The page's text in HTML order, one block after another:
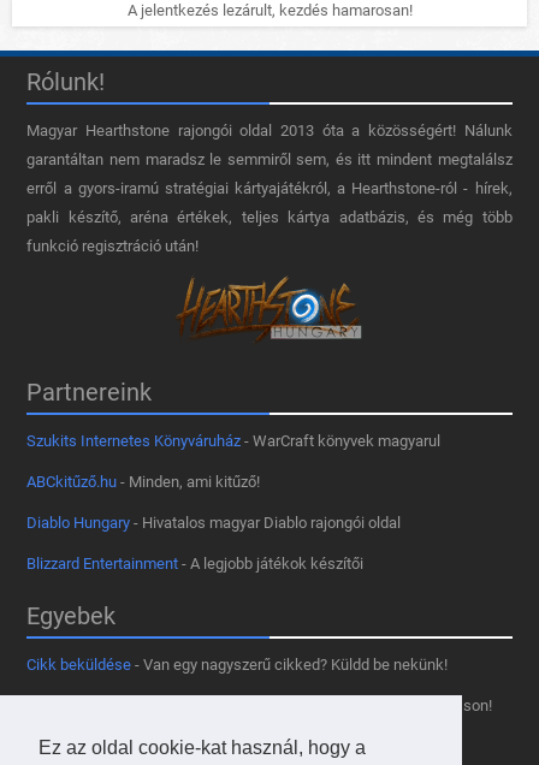
Ez az oldal cookie-kat használ, hogy a
A jelentkezés lezárult, kezdés hamarosan!
Rólunk!
Magyar Hearthstone​ rajongói oldal 2013 óta a közösségért! Nálunk
garantáltan nem maradsz le semmiről sem, és itt mindent megtalálsz
erről a gyors-iramú stratégiai kártyajátékról, a Hearthstone-ról - hírek,
pakli készítő, aréna értékek, teljes kártya adatbázis, és még több
funkció regisztráció után!
Partnereink
Szukits Internetes Könyváruház - WarCraft könyvek magyarul
ABCkitűző.hu - Minden, ami kitűző!
Diablo Hungary - Hivatalos magyar Diablo rajongói oldal
Blizzard Entertainment - A legjobb játékok készítői
Egyebek
Cikk beküldése - Van egy nagyszerű cikked? Küldd be nekünk!
- Tetszik az oldal? Segíts, hogy fennmaradhasson!
Kapcsolat, médiaajánlat- Lépj velünk kapcsolatba!